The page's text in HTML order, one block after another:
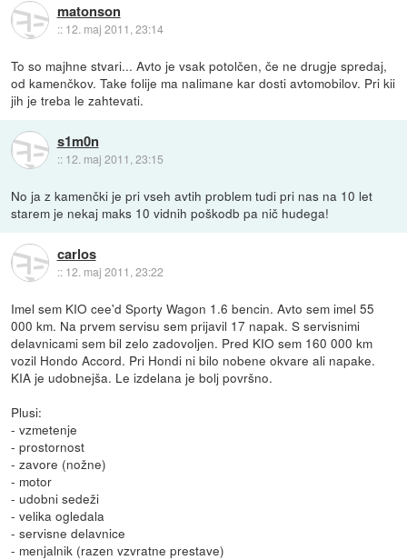
matonson
:: 12. maj 2011, 23:14
To so majhne stvari... Avto je vsak potolčen, če ne drugje spredaj,
od kamenčkov. Take folije ma nalimane kar dosti avtomobilov. Pri kii
jih je treba le zahtevati.
s1m0n
:: 12. maj 2011, 23:15
No ja z kamenčki je pri vseh avtih problem tudi pri nas na 10 let
starem je nekaj maks 10 vidnih poškodb pa nič hudega!
carlos
:: 12. maj 2011, 23:22
Imel sem KIO cee'd Sporty Wagon 1.6 bencin. Avto sem imel 55
000 km. Na prvem servisu sem prijavil 17 napak. S servisnimi
delavnicami sem bil zelo zadovoljen. Pred KIO sem 160 000 km
vozil Hondo Accord. Pri Hondi ni bilo nobene okvare ali napake.
KIA je udobnejša. Le izdelana je bolj površno.
Plusi:
- vzmetenje
- prostornost
- zavore (nožne)
- motor
- udobni sedeži
- velika ogledala
- servisne delavnice
- menjalnik (razen vzvratne prestave)